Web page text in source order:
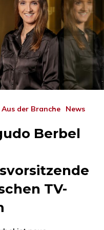
Aus der Branche News
Berbel
TV-